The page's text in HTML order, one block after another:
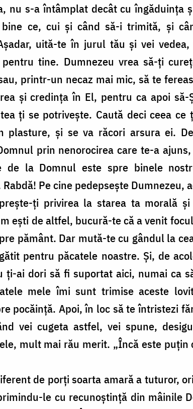
nu s-a întâmplat decât cu
ce, cui și când să-i trimită, și
uită-te în jurul tău și vei
pentru tine. Dumnezeu vrea să-ți
printr-un necaz mai mic, să te
și credința în El, pentru ca apoi
ți se potrivește. Caută deci ceea
plasture, și se va răcori arsura ei.
prin nenorocirea care te-a
de la Domnul este spre binele
Pe cine pedepsește Dumnezeu,
ți privirea la starea ta morală
ești de altfel, bucură-te că a venit
pământ. Dar mută-te cu gândul la
pentru păcatele noastre. Și, de
ți-ai dori să fi suportat aici, numai ca
mele îmi sunt trimise aceste
pocăință. Apoi, în loc să te întristezi
vei cugeta astfel, vei spune,
mult mai rău merit. „Încă este
de porți soarta amară a tuturor,
le cu recunoștință din mâinile